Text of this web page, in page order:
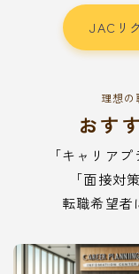
JACリ
理想の
おす
「キャリア
「面接対
転職希望者